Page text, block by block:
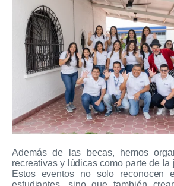
Además de las becas, hemos
recreativas y lúdicas como parte de la
Estos eventos no solo reconocen